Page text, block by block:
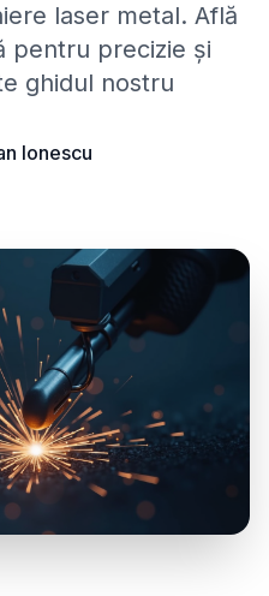
laser metal. Află
pentru precizie și
ghidul nostru
Ionescu